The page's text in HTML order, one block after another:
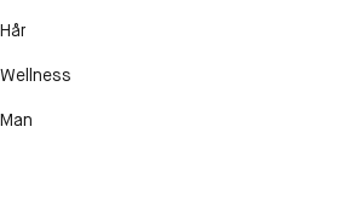
Hår
Wellness
Man